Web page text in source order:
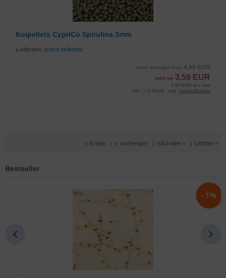
Koipellets CypriCo Spirulina 3mm
Lieferzeit: sofort lieferbar
Unser bisheriger Preis 4,49 EUR
Jetzt nur 3,59 EUR
3,59 EUR pro Liter
inkl. 7 % MwSt. zzgl. Versandkosten
« Erster « vorheriger nächster » Letzter »
Bestseller
-7%